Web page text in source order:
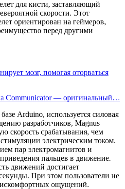
для кисти, заставляющий
скорости. Этот
ориентирован на геймеров,
перед другими
мозг, помогая оторваться
Communicator — оригинальный…
Arduino, используется силовая
разработчиков, Magnus
скорость срабатывания, чем
электрическим током.
пар электромагнитов и
пальцев в движение.
движений достигает
При этом пользователи не
ощущений.